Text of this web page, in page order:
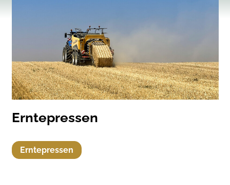
Erntepressen
Erntepressen